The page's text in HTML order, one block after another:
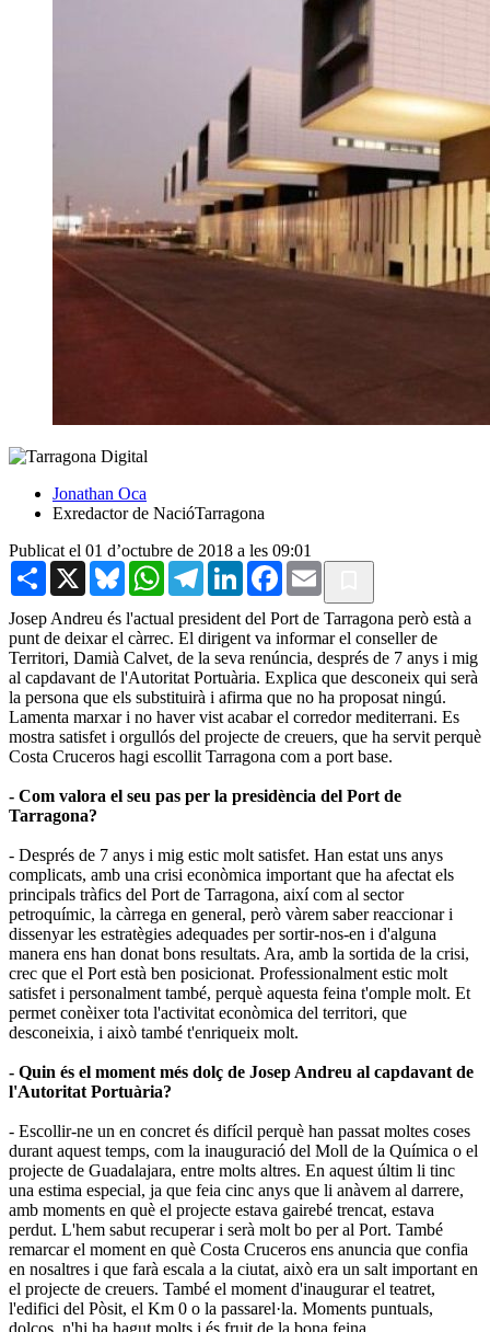
Jonathan Oca
Exredactor de NacióTarragona
Publicat el 01 d’octubre de 2018 a les 09:01
Share X BlueskyWhatsAppTelegramLinkedInFacebook
Email
Josep Andreu és l'actual president del Port de Tarragona però està a
punt de deixar el càrrec. El dirigent va informar el conseller de
Territori, Damià Calvet, de la seva renúncia, després de 7 anys i mig
al capdavant de l'Autoritat Portuària. Explica que desconeix qui serà
la persona que els substituirà i afirma que no ha proposat ningú.
Lamenta marxar i no haver vist acabar el corredor mediterrani. Es
mostra satisfet i orgullós del projecte de creuers, que ha servit perquè
Costa Cruceros hagi escollit Tarragona com a port base.
- Com valora el seu pas per la presidència del Port de
Tarragona?
- Després de 7 anys i mig estic molt satisfet. Han estat uns anys
complicats, amb una crisi econòmica important que ha afectat els
principals tràfics del Port de Tarragona, així com al sector
petroquímic, la càrrega en general, però vàrem saber reaccionar i
dissenyar les estratègies adequades per sortir-nos-en i d'alguna
manera ens han donat bons resultats. Ara, amb la sortida de la crisi,
crec que el Port està ben posicionat. Professionalment estic molt
satisfet i personalment també, perquè aquesta feina t'omple molt. Et
permet conèixer tota l'activitat econòmica del territori, que
desconeixia, i això també t'enriqueix molt.
- Quin és el moment més dolç de Josep Andreu al capdavant de
l'Autoritat Portuària?
- Escollir-ne un en concret és difícil perquè han passat moltes coses
durant aquest temps, com la inauguració del Moll de la Química o el
projecte de Guadalajara, entre molts altres. En aquest últim li tinc
una estima especial, ja que feia cinc anys que li anàvem al darrere,
amb moments en què el projecte estava gairebé trencat, estava
perdut. L'hem sabut recuperar i serà molt bo per al Port. També
remarcar el moment en què Costa Cruceros ens anuncia que confia
en nosaltres i que farà escala a la ciutat, això era un salt important en
el projecte de creuers. També el moment d'inaugurar el teatret,
l'edifici del Pòsit, el Km 0 o la passarel·la. Moments puntuals,
dolços, n'hi ha hagut molts i és fruit de la bona feina.